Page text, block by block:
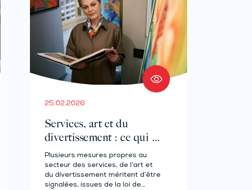
25.02.2026
Services, art et du
divertissement : ce qui va
changer en 2026
Plusieurs mesures propres au
secteur des services, de l’art et
du divertissement méritent d’être
signalées, issues de la loi de…